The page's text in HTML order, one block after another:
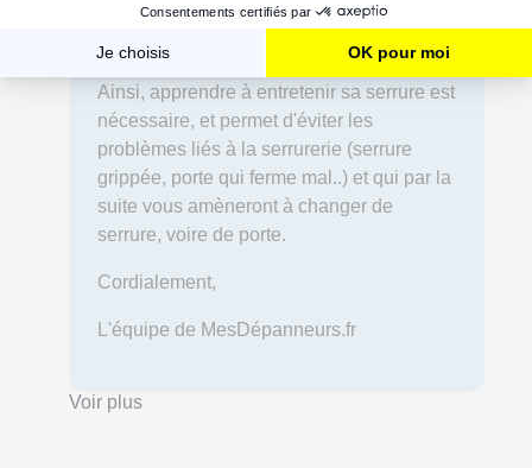
afin de les sécuriser et de les garder plus
longtemps en bon état de fonctionnement.
Ainsi, apprendre à entretenir sa serrure est
nécessaire, et permet d'éviter les
problèmes liés à la serrurerie (serrure
grippée, porte qui ferme mal..) et qui par la
suite vous amèneront à changer de
serrure, voire de porte.
Cordialement,
L'équipe de MesDépanneurs.fr
Voir plus